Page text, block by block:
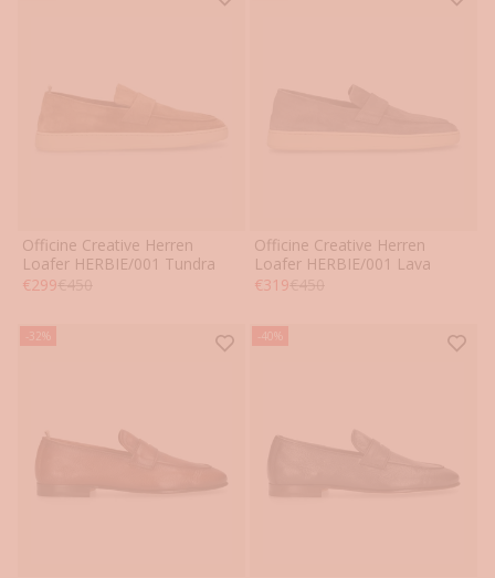
42 43 44
Officine Creative Herren
Loafer HERBIE/001 Tundra
Angebot
€299Regulärer Preis
€450
42 43 44
Officine Creative Herren
Loafer HERBIE/001 Lava
Angebot
€319Regulärer Preis
€450
-32% -40%